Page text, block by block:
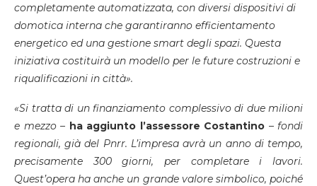
completamente automatizzata, con diversi dispositivi di
domotica interna che garantiranno efficientamento
energetico ed una gestione smart degli spazi. Questa
iniziativa costituirà un modello per le future costruzioni e
riqualificazioni in città».
«Si tratta di un finanziamento complessivo di due milioni
e mezzo – ha aggiunto l’assessore Costantino –fondi
regionali, già del Pnrr. L’impresa avrà un anno di tempo,
precisamente 300 giorni, per completare i lavori.
Quest’opera ha anche un grande valore simbolico, poiché